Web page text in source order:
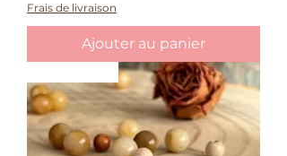
Frais de livraison
Ajouter au panier